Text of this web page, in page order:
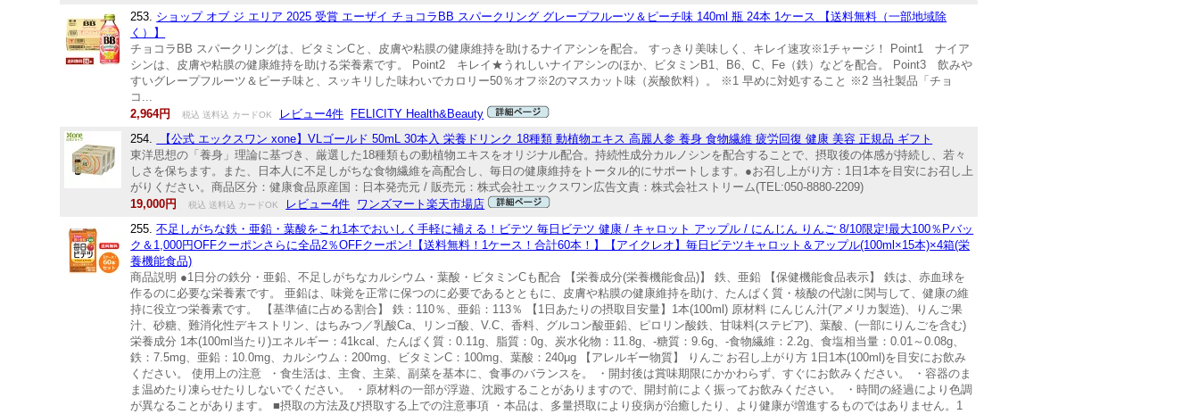
253. ショップ オブ ジ エリア 2025 受賞 エーザイ チョコラBB スパークリング グレープフルーツ＆ピーチ味 140ml 瓶 24本 1ケース 【送料無料（一部地域除
く）】
チョコラBB スパークリングは、ビタミンCと、皮膚や粘膜の健康維持を助けるナイアシンを配合。 すっきり美味しく、キレイ速攻※1チャージ！ Point1 ナイア
シンは、皮膚や粘膜の健康維持を助ける栄養素です。 Point2 キレイ★うれしいナイアシンのほか、ビタミンB1、B6、C、Fe（鉄）などを配合。 Point3 飲みや
すいグレープフルーツ＆ピーチ味と、スッキリした味わいでカロリー50％オフ※2のマスカット味（炭酸飲料）。 ※1 早めに対処すること ※2 当社製品「チョ
コ...
2,964円
税込 送料込 カードOK レビュー4件
FELICITY Health&Beauty
254.
【公式 エックスワン xone】VLゴールド 50mL 30本入 栄養ドリンク 18種類 動植物エキス 高麗人参 養身 食物繊維 疲労回復 健康 美容 正規品 ギフト
東洋思想の「養身」理論に基づき、厳選した18種類もの動植物エキスをオリジナル配合。持続性成分カルノシンを配合することで、摂取後の体感が持続し、若々
しさを保ちます。また、日本人に不足しがちな食物繊維を高配合し、毎日の健康維持をトータル的にサポートします。●お召し上がり方：1日1本を目安にお召し上
がりください。商品区分：健康食品原産国：日本発売元 / 販売元：株式会社エックスワン広告文責：株式会社ストリーム(TEL:050-8880-2209)
19,000円
税込 送料込 カードOK レビュー4件 ワンズマート楽天市場店
255.不足しがちな鉄・亜鉛・葉酸をこれ1本でおいしく手軽に補える！ビテツ 毎日ビテツ 健康 / キャロット アップル / にんじん りんご 8/10限定!最大100％Pバッ
ク＆1,000円OFFクーポンさらに全品2％OFFクーポン!【送料無料！1ケース！合計60本！】【アイクレオ】毎日ビテツキャロット＆アップル(100ml×15本)×4箱(栄
養機能食品)
商品説明 ●1日分の鉄分・亜鉛、不足しがちなカルシウム・葉酸・ビタミンCも配合 【栄養成分(栄養機能食品)】 鉄、亜鉛 【保健機能食品表示】 鉄は、赤血球を
作るのに必要な栄養素です。 亜鉛は、味覚を正常に保つのに必要であるとともに、皮膚や粘膜の健康維持を助け、たんぱく質・核酸の代謝に関与して、健康の維
持に役立つ栄養素です。 【基準値に占める割合】 鉄：110％、亜鉛：113％ 【1日あたりの摂取目安量】1本(100ml) 原材料 にんじん汁(アメリカ製造)、りんご果
汁、砂糖、難消化性デキストリン、はちみつ／乳酸Ca、リンゴ酸、V.C、香料、グルコン酸亜鉛、ピロリン酸鉄、甘味料(ステビア)、葉酸、(一部にりんごを含む)
栄養成分 1本(100ml当たり)エネルギー：41kcal、たんぱく質：0.11g、脂質：0g、炭水化物：11.8g、-糖質：9.6g、-食物繊維：2.2g、食塩相当量：0.01～0.08g、
鉄：7.5mg、亜鉛：10.0mg、カルシウム：200mg、ビタミンC：100mg、葉酸：240μg 【アレルギー物質】 りんご お召し上がり方 1日1本(100ml)を目安にお飲み
ください。 使用上の注意 ・食生活は、主食、主菜、副菜を基本に、食事のバランスを。 ・開封後は賞味期限にかかわらず、すぐにお飲みください。 ・容器のま
ま温めたり凍らせたりしないでください。 ・原材料の一部が浮遊、沈殿することがありますので、開封前によく振ってお飲みください。 ・時間の経過により色調
が異なることがあります。 ■摂取の方法及び摂取する上での注意事項 ・本品は、多量摂取により疫病が治癒したり、より健康が増進するものではありません。1